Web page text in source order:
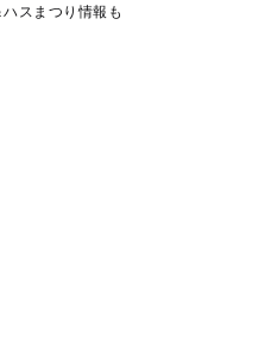
スまつり情報も